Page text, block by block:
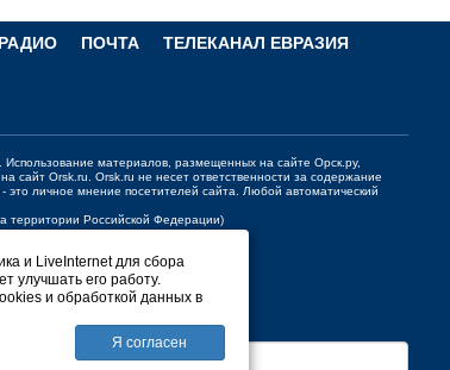
ПОЧТА ТЕЛЕКАНАЛ ЕВРАЗИЯ
материалов, размещенных на сайте Орск.ру,
сайт Orsk.ru Orsk.ru не несет ответственности за содержание
личное мнение посетителей сайта. Любой автоматический
территории Российской Федерации)
и LiveInternet для сбора
улучшать его работу.
и обработкой данных в
Я согласен